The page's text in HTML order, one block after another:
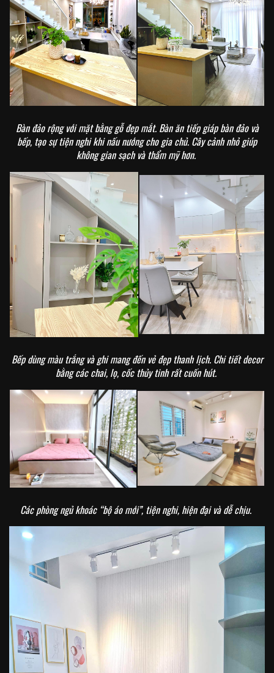
Bàn đảo rộng với mặt bằng gỗ đẹp mắt. Bàn ăn tiếp giáp bàn đảo và
bếp, tạo sự tiện nghi khi nấu nướng cho gia chủ. Cây cảnh nhỏ giúp
không gian sạch và thẩm mỹ hơn.
Bếp dùng màu trắng và ghi mang đến vẻ đẹp thanh lịch. Chi tiết decor
bằng các chai, lọ, cốc thủy tinh rất cuốn hút.
Các phòng ngủ khoác “bộ áo mới”, tiện nghi, hiện đại và dễ chịu.